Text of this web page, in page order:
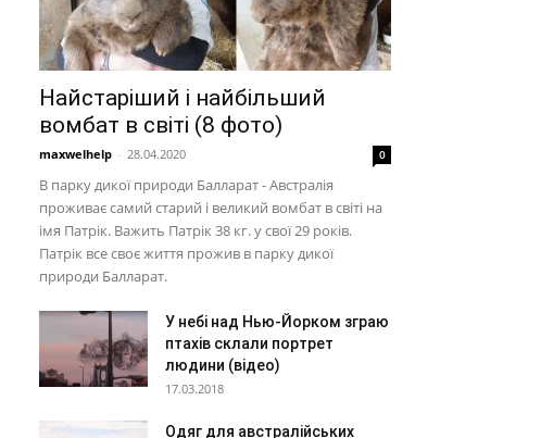
Найстаріший і найбільший
вомбат в світі (8 фото)
maxwelhelp - 28.04.2020 0
В парку дикої природи Балларат - Австралія
проживає самий старий і великий вомбат в світі на
імя Патрік. Важить Патрік 38 кг. у свої 29 років.
Патрік все своє життя прожив в парку дикої
природи Балларат.
У небі над Нью-Йорком зграю
птахів склали портрет
людини (відео)
17.03.2018
Одяг для австралійських